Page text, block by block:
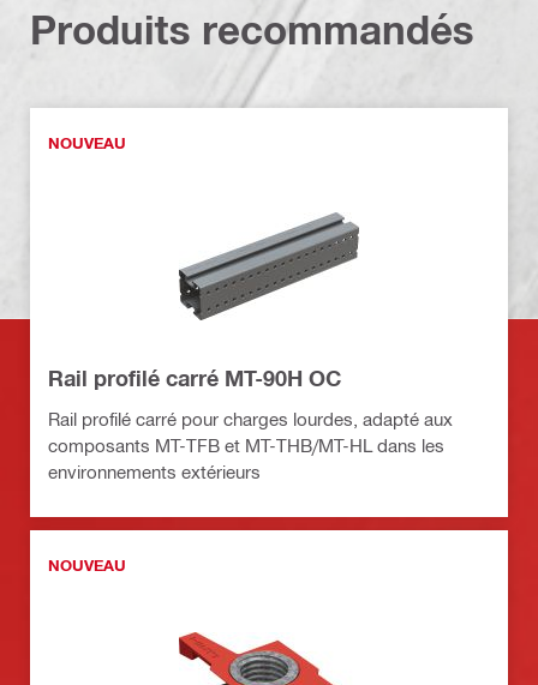
Produits recommandés
NOUVEAU
Rail profilé carré MT-90H OC
Rail profilé carré pour charges lourdes, adapté aux
composants MT-TFB et MT-THB/MT-HL dans les
environnements extérieurs
NOUVEAU